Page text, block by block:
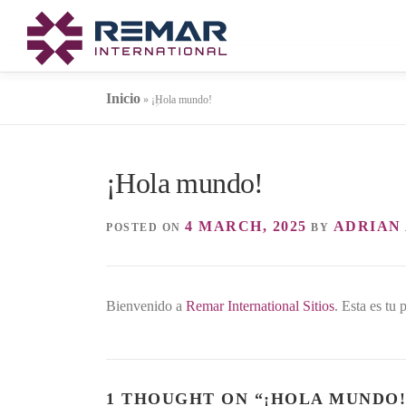
content
Inicio » ¡Hola mundo!
¡Hola mundo!
POSTED ON 4 MARCH, 2025 BY ADRIAN
Bienvenido a Remar International Sitios. Esta es tu
1 THOUGHT ON “¡HOLA MUNDO!